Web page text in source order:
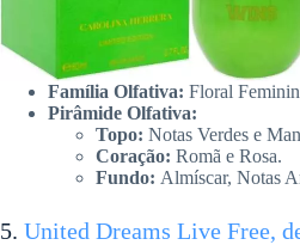
Família Olfativa: Floral
Pirâmide Olfativa:
Topo: Notas Verdes e
Coração: Romã e Rosa.
Fundo: Almíscar, Notas
5. United Dreams Live Free,